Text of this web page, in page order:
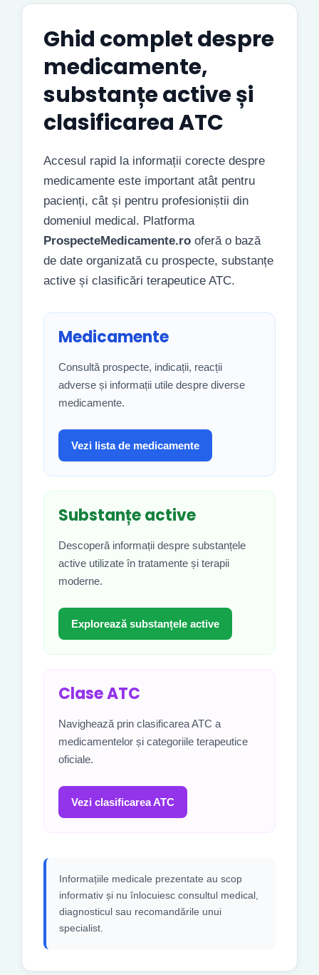
Ghid complet despre
medicamente,
substanțe active și
clasificarea ATC
Accesul rapid la informații corecte despre
medicamente este important atât pentru
pacienți, cât și pentru profesioniștii din
domeniul medical. Platforma
ProspecteMedicamente.ro oferă o bază
de date organizată cu prospecte, substanțe
active și clasificări terapeutice ATC.
Medicamente
Consultă prospecte, indicații, reacții
adverse și informații utile despre diverse
medicamente.
Vezi lista de medicamente
Substanțe active
Descoperă informații despre substanțele
active utilizate în tratamente și terapii
moderne.
Explorează substanțele active
Clase ATC
Navighează prin clasificarea ATC a
medicamentelor și categoriile terapeutice
oficiale.
Vezi clasificarea ATC
Informațiile medicale prezentate au scop
informativ și nu înlocuiesc consultul medical,
diagnosticul sau recomandările unui
specialist.